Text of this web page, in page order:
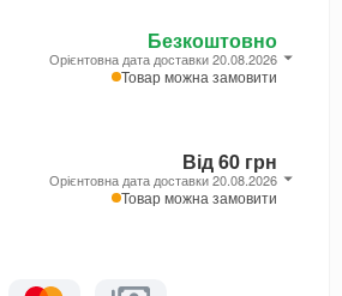
Безкоштовно
Орієнтовна дата доставки 20.08.2026
Товар можна замовити
Від 60 грн
Орієнтовна дата доставки 20.08.2026
Товар можна замовити